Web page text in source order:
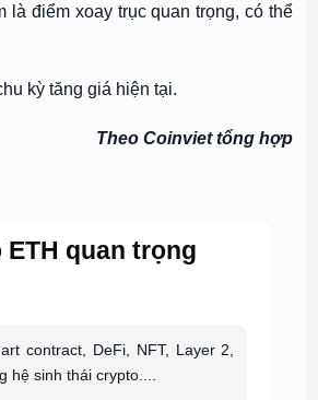
điểm xoay trục quan trọng, có thể
kỳ tăng giá hiện tại.
Theo Coinviet tổng hợp
ETH quan trọng
contract, DeFi, NFT, Layer 2,
hệ sinh thái crypto....